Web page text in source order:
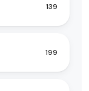
139
199